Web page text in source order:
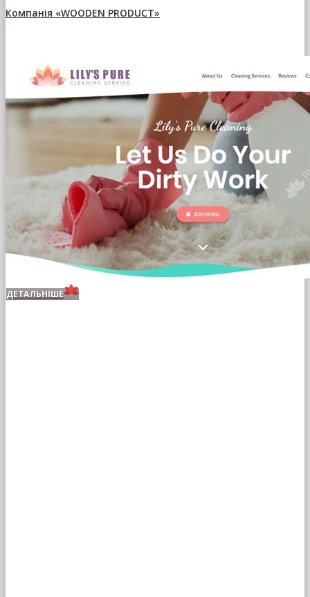
Компанія «WOODEN PRODUCT»
ДЕТАЛЬНІШЕ